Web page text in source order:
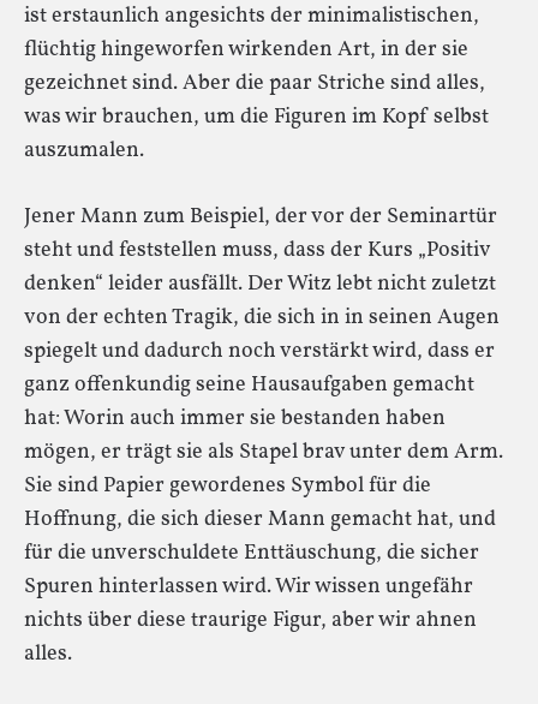
ist erstaunlich angesichts der minimalistischen,
flüchtig hingeworfen wirkenden Art, in der sie
gezeichnet sind. Aber die paar Striche sind alles,
was wir brauchen, um die Figuren im Kopf selbst
auszumalen.
Jener Mann zum Beispiel, der vor der Seminartür
steht und feststellen muss, dass der Kurs „Positiv
denken“ leider ausfällt. Der Witz lebt nicht zuletzt
von der echten Tragik, die sich in in seinen Augen
spiegelt und dadurch noch verstärkt wird, dass er
ganz offenkundig seine Hausaufgaben gemacht
hat: Worin auch immer sie bestanden haben
mögen, er trägt sie als Stapel brav unter dem Arm.
Sie sind Papier gewordenes Symbol für die
Hoffnung, die sich dieser Mann gemacht hat, und
für die unverschuldete Enttäuschung, die sicher
Spuren hinterlassen wird. Wir wissen ungefähr
nichts über diese traurige Figur, aber wir ahnen
alles.